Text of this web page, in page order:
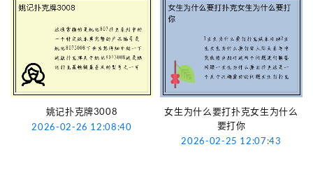
姚记扑克牌3008
2026-02-26 12:08:40
女生为什么要打扑克女生为什么
要打你
2026-02-25 12:07:43